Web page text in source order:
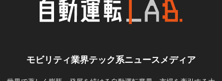
モビリティ業界テック系ニュースメディア